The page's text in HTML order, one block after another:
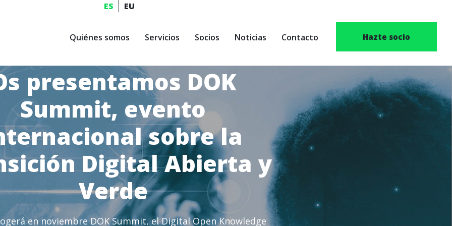
ES EU
Quiénes somos Servicios Socios Noticias Contacto Hazte socio
presentamos DOK
Summit, evento
sobre la
Digital Abierta y
Verde
en noviembre DOK Summit, el Digital Open Knowledge